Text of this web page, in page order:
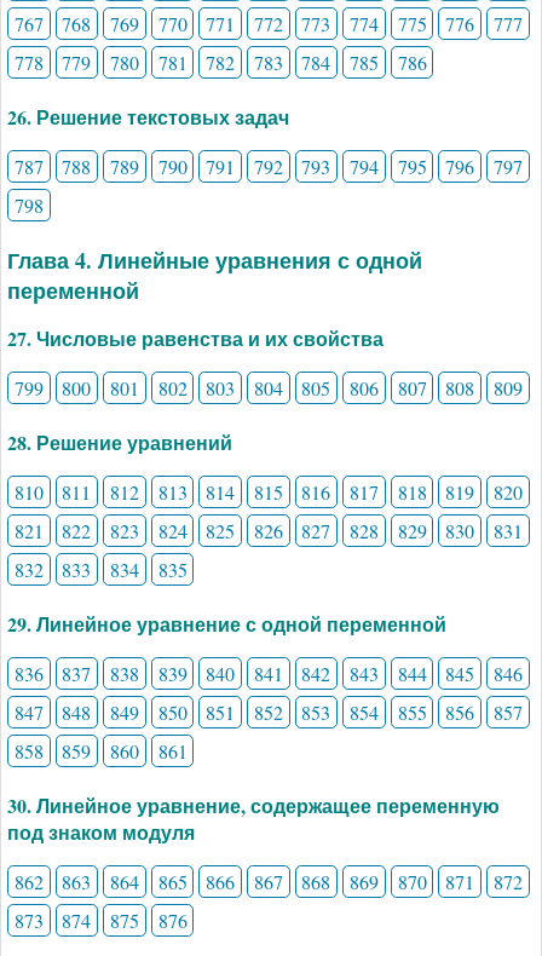
767
768 769 770 771 772 773 774 775 776
777
778
779 780 781 782 783 784 785 786
26. Решение текстовых задач
787 788 789 790 791 792 793 794 795 796
797
798
Глава 4. Линейные уравнения с одной
переменной
27. Числовые равенства и их свойства
799 800 801 802 803 804 805 806 807 808 809
28. Решение уравнений
810 811 812 813 814 815 816 817 818 819
820
821
822 823 824 825 826 827 828 829 830
831
832
833 834 835
29. Линейное уравнение с одной переменной
836 837 838 839 840 841 842 843 844 845
846
847
848 849 850 851 852 853 854 855 856
857
858
859 860 861
30. Линейное уравнение, содержащее переменную
под знаком модуля
862 863 864 865 866 867 868 869 870 871
872
873
874 875 876